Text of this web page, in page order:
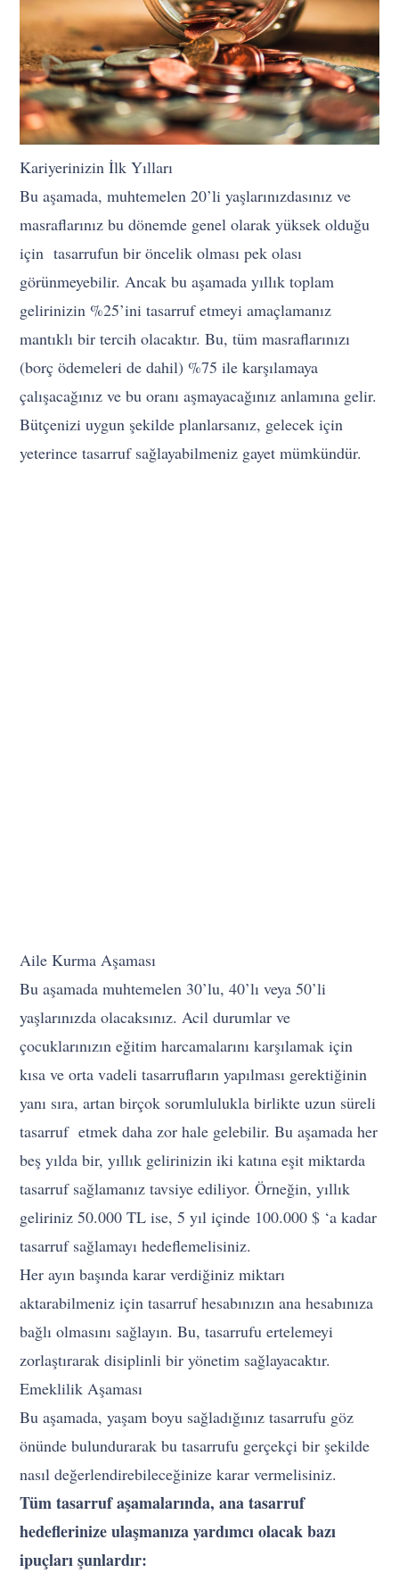
Kariyerinizin İlk Yılları
Bu aşamada, muhtemelen 20’li yaşlarınızdasınız ve
masraflarınız bu dönemde genel olarak yüksek olduğu
için tasarrufun bir öncelik olması pek olası
görünmeyebilir. Ancak bu aşamada yıllık toplam
gelirinizin %25’ini tasarruf etmeyi amaçlamanız
mantıklı bir tercih olacaktır. Bu, tüm masraflarınızı
(borç ödemeleri de dahil) %75 ile karşılamaya
çalışacağınız ve bu oranı aşmayacağınız anlamına gelir.
Bütçenizi uygun şekilde planlarsanız, gelecek için
yeterince tasarruf sağlayabilmeniz gayet mümkündür.
Aile Kurma Aşaması
Bu aşamada muhtemelen 30’lu, 40’lı veya 50’li
yaşlarınızda olacaksınız. Acil durumlar ve
çocuklarınızın eğitim harcamalarını karşılamak için
kısa ve orta vadeli tasarrufların yapılması gerektiğinin
yanı sıra, artan birçok sorumlulukla birlikte uzun süreli
tasarruf etmek daha zor hale gelebilir. Bu aşamada her
beş yılda bir, yıllık gelirinizin iki katına eşit miktarda
tasarruf sağlamanız tavsiye ediliyor. Örneğin, yıllık
geliriniz 50.000 TL ise, 5 yıl içinde 100.000 $ ‘a kadar
tasarruf sağlamayı hedeflemelisiniz.
Her ayın başında karar verdiğiniz miktarı
aktarabilmeniz için tasarruf hesabınızın ana hesabınıza
bağlı olmasını sağlayın. Bu, tasarrufu ertelemeyi
zorlaştırarak disiplinli bir yönetim sağlayacaktır.
Emeklilik Aşaması
Bu aşamada, yaşam boyu sağladığınız tasarrufu göz
önünde bulundurarak bu tasarrufu gerçekçi bir şekilde
nasıl değerlendirebileceğinize karar vermelisiniz.
Tüm tasarruf aşamalarında, ana tasarruf
hedeflerinize ulaşmanıza yardımcı olacak bazı
ipuçları şunlardır: